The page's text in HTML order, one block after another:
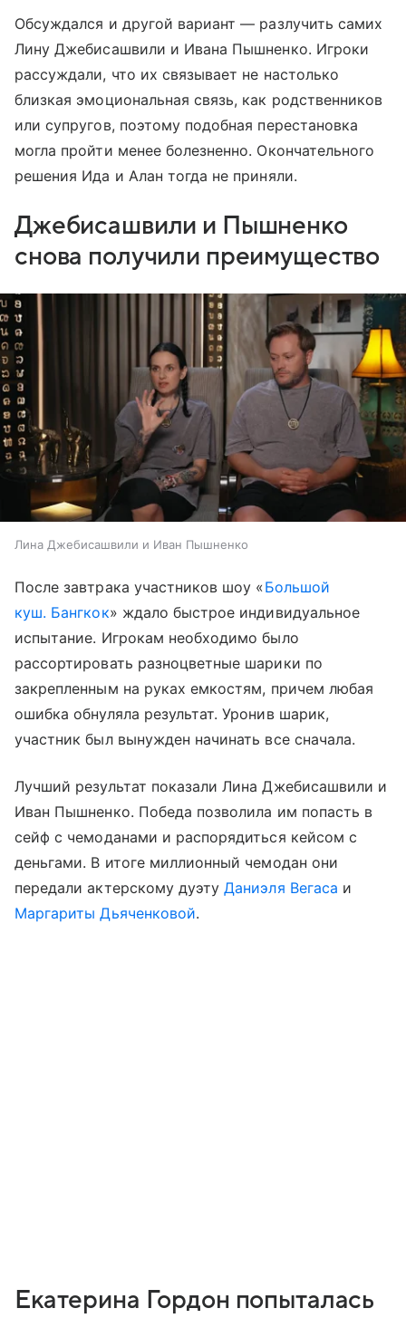
Обсуждался и другой вариант — разлучить самих
Лину Джебисашвили и Ивана Пышненко. Игроки
рассуждали, что их связывает не настолько
близкая эмоциональная связь, как родственников
или супругов, поэтому подобная перестановка
могла пройти менее болезненно. Окончательного
решения Ида и Алан тогда не приняли.
Джебисашвили и Пышненко
снова получили преимущество
Лина Джебисашвили и Иван Пышненко
После завтрака участников шоу «Большой
куш. Бангкок» ждало быстрое индивидуальное
испытание. Игрокам необходимо было
рассортировать разноцветные шарики по
закрепленным на руках емкостям, причем любая
ошибка обнуляла результат. Уронив шарик,
участник был вынужден начинать все сначала.
Лучший результат показали Лина Джебисашвили и
Иван Пышненко. Победа позволила им попасть в
сейф с чемоданами и распорядиться кейсом с
деньгами. В итоге миллионный чемодан они
передали актерскому дуэтуДаниэля Вегаса и
Маргариты Дьяченковой.
Екатерина Гордон попыталась